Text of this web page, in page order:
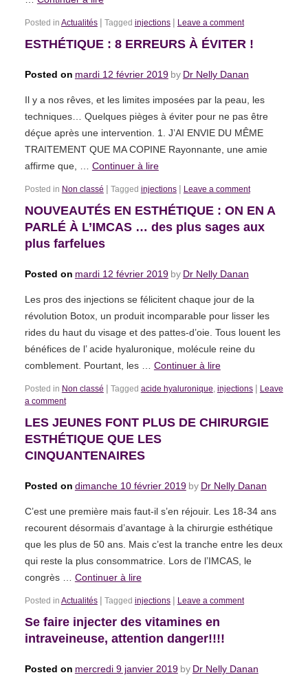
Posted in Actualités | Tagged injections | Leave a comment
ESTHÉTIQUE : 8 ERREURS À ÉVITER !
Posted on mardi 12 février 2019 by Dr Nelly Danan
Il y a nos rêves, et les limites imposées par la peau, les
techniques… Quelques pièges à éviter pour ne pas être
déçue après une intervention. 1. J’AI ENVIE DU MÊME
TRAITEMENT QUE MA COPINE Rayonnante, une amie
affirme que, … Continuer à lire
Posted in Non classé | Tagged injections | Leave a comment
NOUVEAUTÉS EN ESTHÉTIQUE : ON EN A
PARLÉ À L’IMCAS … des plus sages aux
plus farfelues
Posted on mardi 12 février 2019 by Dr Nelly Danan
Les pros des injections se félicitent chaque jour de la
révolution Botox, un produit incomparable pour lisser les
rides du haut du visage et des pattes-d’oie. Tous louent les
bénéfices de l’ acide hyaluronique, molécule reine du
comblement. Pourtant, les … Continuer à lire
Posted in Non classé | Tagged acide hyaluronique, injections | Leave
a comment
LES JEUNES FONT PLUS DE CHIRURGIE
ESTHÉTIQUE QUE LES
CINQUANTENAIRES
Posted on dimanche 10 février 2019 by Dr Nelly Danan
C’est une première mais faut-il s’en réjouir. Les 18-34 ans
recourent désormais d’avantage à la chirurgie esthétique
que les plus de 50 ans. Mais c’est la tranche entre les deux
qui reste la plus consommatrice. Lors de l’IMCAS, le
congrès … Continuer à lire
Posted in Actualités | Tagged injections | Leave a comment
Se faire injecter des vitamines en
intraveineuse, attention danger!!!!
Posted on mercredi 9 janvier 2019 by Dr Nelly Danan